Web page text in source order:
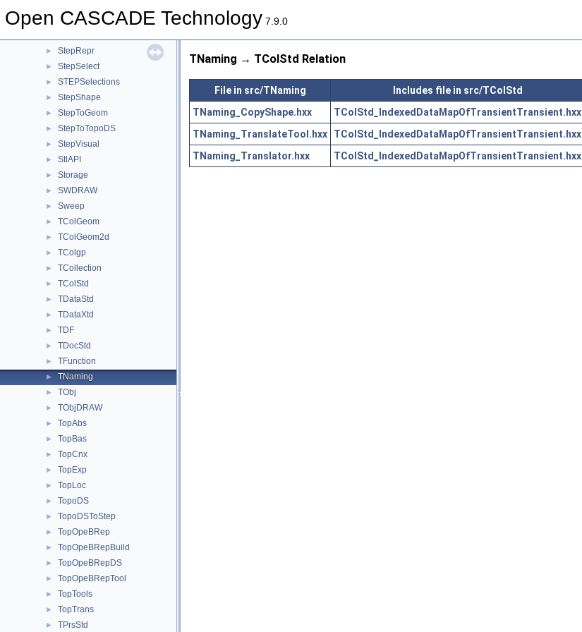
Open CASCADE Technology 7.9.0
► StepGeom
► StepRepr
► StepSelect
► STEPSelections
► StepShape
► StepToGeom
► StepToTopoDS
► StepVisual
► StlAPI
► Storage
► SWDRAW
► Sweep
► TColGeom
► TColGeom2d
► TColgp
► TCollection
► TColStd
► TDataStd
► TDataXtd
► TDF
► TDocStd
► TFunction
► TNaming
► TObj
► TObjDRAW
► TopAbs
► TopBas
► TopCnx
► TopExp
► TopLoc
► TopoDS
► TopoDSToStep
► TopOpeBRep
► TopOpeBRepBuild
► TopOpeBRepDS
► TopOpeBRepTool
► TopTools
► TopTrans
► TPrsStd
TNaming → TColStd Relation
File in src/TNaming
Includes file in src/TColStd
TNaming_CopyShape.hxx
TColStd_IndexedDataMapOfTransientTransient.hxx
TNaming_TranslateTool.hxx
TColStd_IndexedDataMapOfTransientTransient.hxx
TNaming_Translator.hxx
TColStd_IndexedDataMapOfTransientTransient.hxx